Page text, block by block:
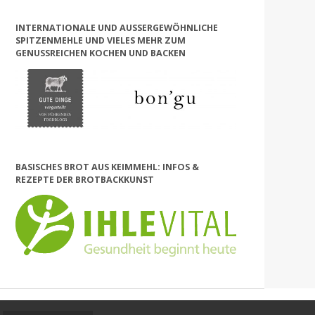
INTERNATIONALE UND AUSSERGEWÖHNLICHE S
PITZENMEHLE UND VIELES MEHR ZUM G
ENUSSREICHEN KOCHEN UND BACKEN
BASISCHES BROT AUS KEIMMEHL: INFOS &
REZEPTE DER BROTBACKKUNST